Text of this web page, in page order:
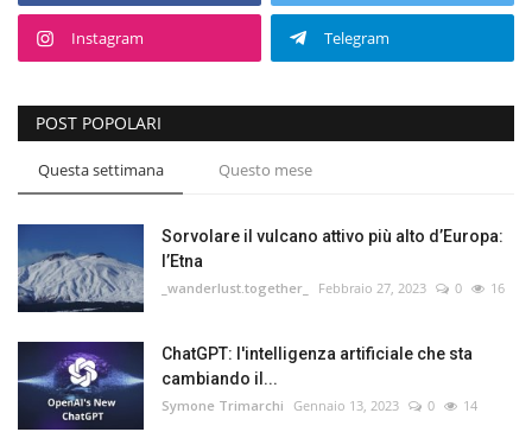
Shop
Instagram Telegram
POST POPOLARI
Questa settimana Questo mese
Sorvolare il vulcano attivo più alto d’Europa:
l’Etna
_wanderlust.together_ Febbraio 27, 2023 0 16
ChatGPT: l'intelligenza artificiale che sta
cambiando il...
Symone Trimarchi Gennaio 13, 2023 0 14